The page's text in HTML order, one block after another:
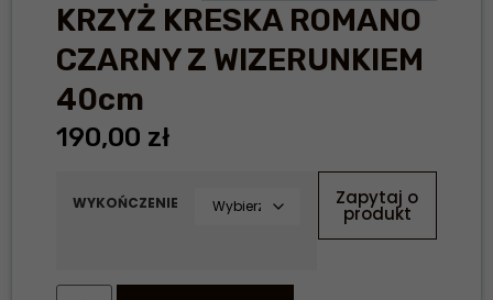
KRZYŻ KRESKA ROMANO
CZARNY Z WIZERUNKIEM
40cm
190,00 zł
WYKOŃCZENIE Zapytaj o
produkt